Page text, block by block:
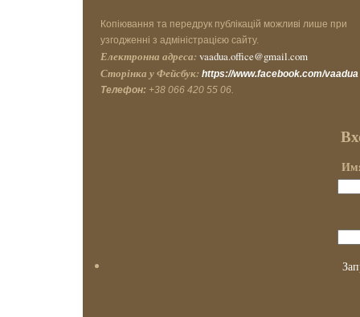
Копіювання та передрук публікацій можливі лише при
узгодженні з адміністрацією сайту.
Електронна адреса: vaadua.office@gmail.com
Сторінка у Фейсбук: https://www.facebook.com/vaadua
Телефон: +38 066 420 55 06.